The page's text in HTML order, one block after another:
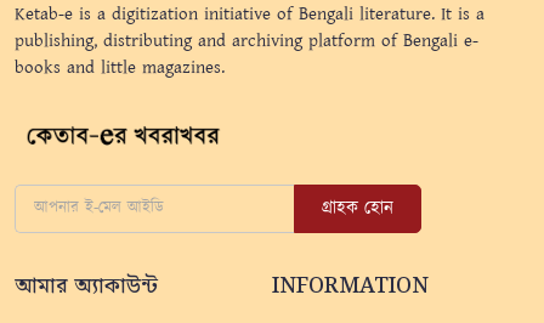
Ketab-e is a digitization initiative of Bengali literature. It is a
publishing, distributing and archiving platform of Bengali e-
books and little magazines.
গ্রাহক হোন
আমার অ্যাকাউন্ট INFORMATION